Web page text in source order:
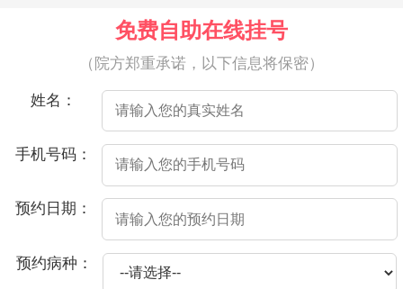
近年来，许多男性出现了阳痿的问题，这已经不再是老年人的问题，很多年轻人也会出现这种情况。而医院将讲述的是一个33岁男人的阳痿故事。
32岁的阳痿，也叫勃起功能障碍，是男性生殖系统常见的问题之一。这种情况很可能会影响到夫妻生活质量，给男性带来心理压力。那么，32岁阳痿怎么办呢？
今年33岁，但是面临着一个让我十分困扰的问题——阳痿。每当和妻子发生关系时，我总是没发勃起。这种情况一直持续了3个月，让我感到非常沮丧和焦虑。 2026-08-02
射精过程中出现疼痛和出血情况，可以称为“射精痛有血”。通常来说，正常情况下射精是微痛无血的，如果出现了这样的症状，需要及时去医院进行检查。下面是射精痛有血的可能原因及治疗方法。
射精痛是一种男性生殖系统疾病，通常发生在射精时出现疼痛或不适感。这种疼痛可能会在射精前、射精时或射精后持续几秒钟甚至几分钟。 2026-07-22
射精疼痛是指男性在射精的过程中感到疼痛，这种情况有可能是生理机能异常所导致，也可能是由于其他因素引起的，下面来介绍一下： 2026-07-22
免费自助在线挂号
（院方郑重承诺，以下信息将保密）
姓名：
手机号码：
预约日期：
预约病种：